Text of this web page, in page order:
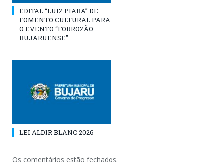
EDITAL “LUIZ PIABA” DE
FOMENTO CULTURAL PARA
O EVENTO “FORROZÃO
BUJARUENSE”
LEI ALDIR BLANC 2026
Os comentários estão fechados.